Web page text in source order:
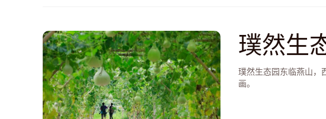
璞然生
璞然生态园东临燕山，
画。